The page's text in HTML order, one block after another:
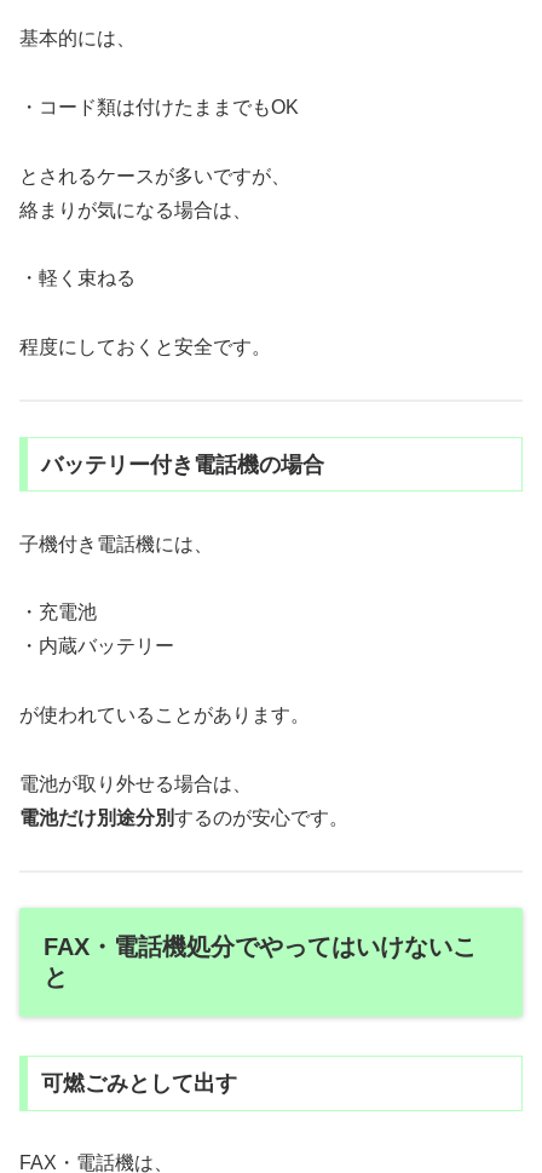
基本的には、
・コード類は付けたままでもOK
とされるケースが多いですが、
絡まりが気になる場合は、
・軽く束ねる
程度にしておくと安全です。
バッテリー付き電話機の場合
子機付き電話機には、
・充電池
・内蔵バッテリー
が使われていることがあります。
電池が取り外せる場合は、
電池だけ別途分別するのが安心です。
FAX・電話機処分でやってはいけないこ
と
可燃ごみとして出す
FAX・電話機は、